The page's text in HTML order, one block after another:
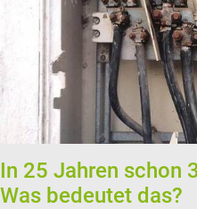
In 25 Jahren schon
Was bedeutet das?